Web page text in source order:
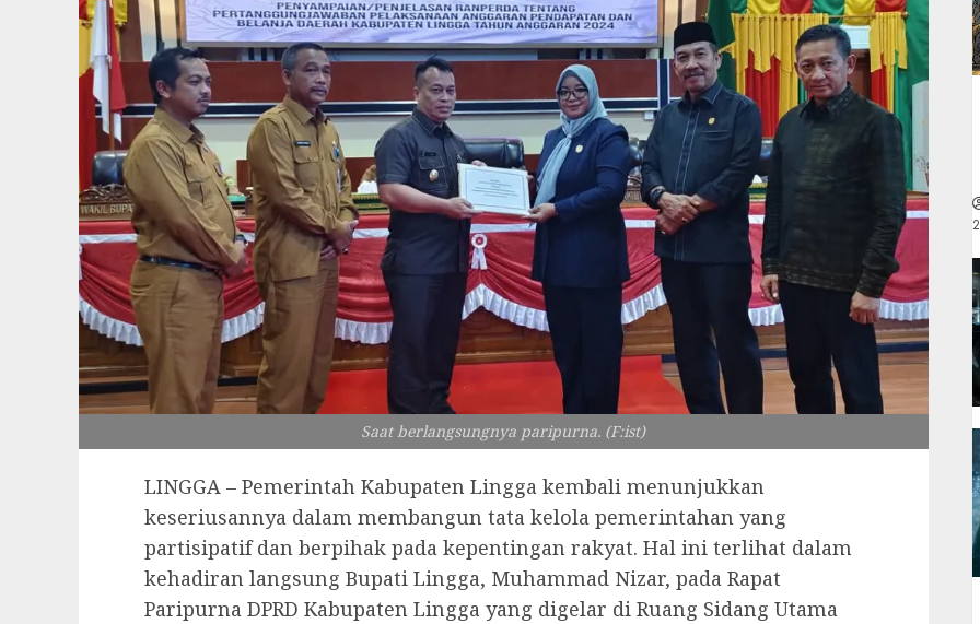
Saat berlangsungnya paripurna. (F:ist)
LINGGA – Pemerintah Kabupaten Lingga kembali menunjukkan
keseriusannya dalam membangun tata kelola pemerintahan yang
partisipatif dan berpihak pada kepentingan rakyat. Hal ini terlihat dalam
kehadiran langsung Bupati Lingga, Muhammad Nizar, pada Rapat
Paripurna DPRD Kabupaten Lingga yang digelar di Ruang Sidang Utama